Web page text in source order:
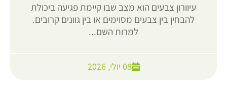
עיוורון צבעים הוא מצב שבו קיימת פגיעה ביכולת
להבחין בין צבעים מסוימים או בין גוונים קרובים.
למרות השם...
08 יולי, 2026